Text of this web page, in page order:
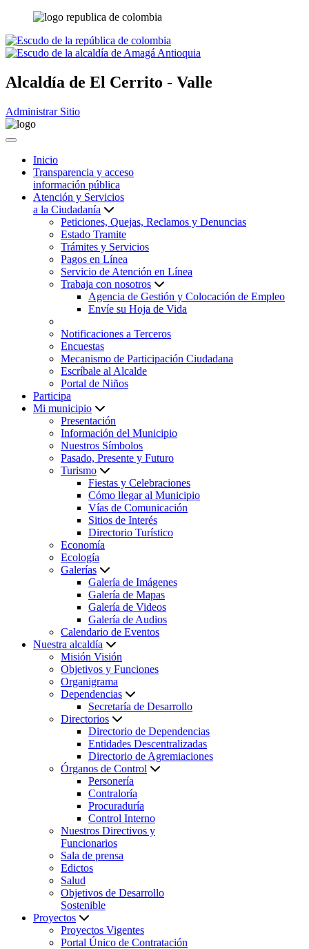
Alcaldía de El Cerrito - Valle
Administrar Sitio
Inicio
Transparencia y acceso
información pública
Atención y Servicios
a la Ciudadanía
Peticiones, Quejas, Reclamos y Denuncias
Estado Tramite
Trámites y Servicios
Pagos en Línea
Servicio de Atención en Línea
Trabaja con nosotros
Agencia de Gestión y Colocación de Empleo
Envíe su Hoja de Vida
Notificaciones a Terceros
Encuestas
Mecanismo de Participación Ciudadana
Escríbale al Alcalde
Portal de Niños
Participa
Mi municipio
Presentación
Información del Municipio
Nuestros Símbolos
Pasado, Presente y Futuro
Turismo
Fiestas y Celebraciones
Cómo llegar al Municipio
Vías de Comunicación
Sitios de Interés
Directorio Turístico
Economía
Ecología
Galerías
Galería de Imágenes
Galería de Mapas
Galería de Videos
Galería de Audios
Calendario de Eventos
Nuestra alcaldía
Misión Visión
Objetivos y Funciones
Organigrama
Dependencias
Secretaría de Desarrollo
Directorios
Directorio de Dependencias
Entidades Descentralizadas
Directorio de Agremiaciones
Órganos de Control
Personería
Contraloría
Procuraduría
Control Interno
Nuestros Directivos y
Funcionarios
Sala de prensa
Edictos
Salud
Objetivos de Desarrollo
Sostenible
Proyectos
Proyectos Vigentes
Portal Único de Contratación